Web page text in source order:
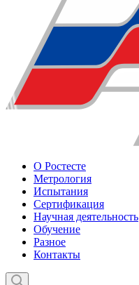
О Ростесте
Метрология
Испытания
Сертификация
Научная деятельность
Обучение
Разное
Контакты